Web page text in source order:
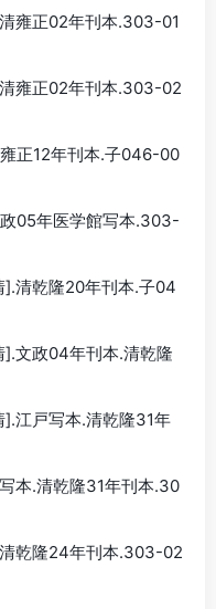
雍正02年刊本.303-01
雍正02年刊本.303-02
正12年刊本.子046-00
05年医学館写本.303-
清乾隆20年刊本.子04
文政04年刊本.清乾隆
江戸写本.清乾隆31年
本.清乾隆31年刊本.30
乾隆24年刊本.303-02